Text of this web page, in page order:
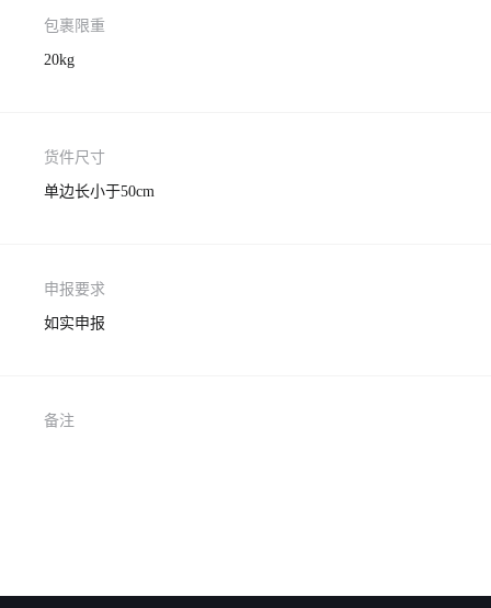
包裹限重
20kg
货件尺寸
单边长小于50cm
申报要求
如实申报
备注